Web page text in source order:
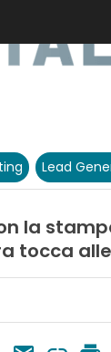
Lead
la
tocca